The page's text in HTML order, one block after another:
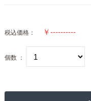
税込価格：
個数 ：